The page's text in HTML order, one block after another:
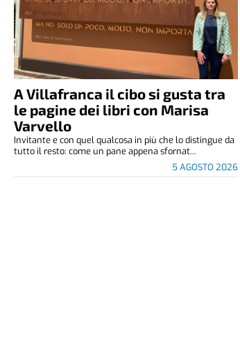
A Villafranca il cibo si gusta tra
le pagine dei libri con Marisa
Varvello
5 AGOSTO 2026
Invitante e con quel qualcosa in più che lo distingue da
tutto il resto: come un pane appena sfornat...